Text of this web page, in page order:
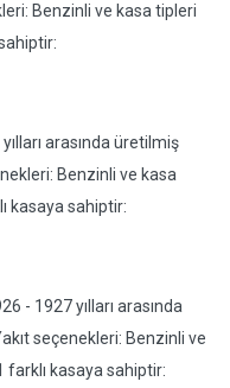
Benzinli ve kasa tipleri
arasında üretilmiş
Benzinli ve kasa
kasaya sahiptir:
- 1927 yılları arasında
seçenekleri: Benzinli ve
farklı kasaya sahiptir: